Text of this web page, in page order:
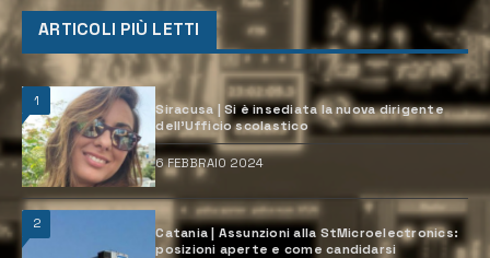
ARTICOLI PIÙ LETTI
1
Siracusa | Si è insediata la nuova dirigente
dell’Ufficio scolastico
6 FEBBRAIO 2024
2
Catania | Assunzioni alla StMicroelectronics:
posizioni aperte e come candidarsi